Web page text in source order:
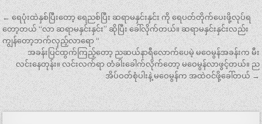
Post
navigation
← ရေပုံးထဲနှစ်ပြီးတော့ ရေညစ်ပြီး ဆရာမနှင်းနှင်း ကို ရေပတ်တိုက်ပေးဖို့လုပ်ရ
တော့တယ် “‌လာ ဆရာမနှင်းနှင်း” ဆိုပြီး ခေါ်လိုက်တယ်။ ဆရာမနှင်းနှင်းလည်း
ကျွန်တော့ဘက်လှည့်လာရော “‌
အခန်းပြင်ထွက်ကြည့်တော့ ညဆယ်နာရီလောက်ပေမဲ့ မဝေမွန်အခန်းက မီး
လင်းနေတုန်း။ လင်းလက်ရာ တံခါးခေါက်လိုက်တော့ မဝေမွန်လာဖွင့်တယ်။ ည
အိပ်ဝတ်စုံပါးနဲ့ မဝေမွန်က အထဲဝင်ဖို့ခေါ်တယ် →